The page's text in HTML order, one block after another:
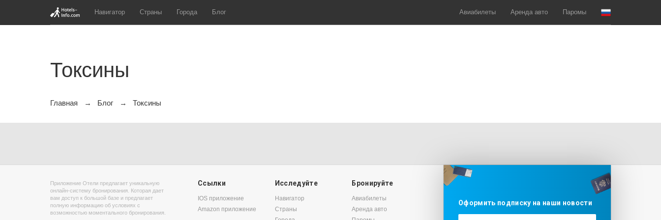
Навигатор Страны Города Блог Авиабилеты Аренда авто Паромы
Токсины
Главная Блог Токсины
Приложение Отели предлагает уникальную
онлайн-систему бронирования. Которая дает
вам доступ к большой базе и предлагает
полную информацию об условиях с
возможностью моментального бронирования.
Ссылки
IOS приложение
Amazon приложение
Исследуйте
Навигатор
Страны
Бронируйте
Авиабилеты
Аренда авто
Оформить подписку на наши новости